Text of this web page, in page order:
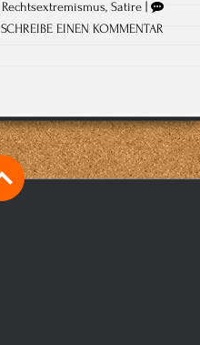
Rechtsextremismus, Satire
SCHREIBE EINEN KOMMENTAR